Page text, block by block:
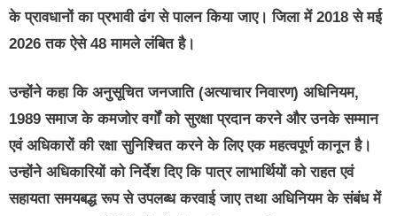
के प्रावधानों का प्रभावी ढंग से पालन किया जाए। जिला में 2018 से मई
2026 तक ऐसे 48 मामले लंबित है।
उन्होंने कहा कि अनुसूचित जनजाति (अत्याचार निवारण) अधिनियम,
1989 समाज के कमजोर वर्गों को सुरक्षा प्रदान करने और उनके सम्मान
एवं अधिकारों की रक्षा सुनिश्चित करने के लिए एक महत्वपूर्ण कानून है।
उन्होंने अधिकारियों को निर्देश दिए कि पात्र लाभार्थियों को राहत एवं
सहायता समयबद्ध रूप से उपलब्ध करवाई जाए तथा अधिनियम के संबंध में